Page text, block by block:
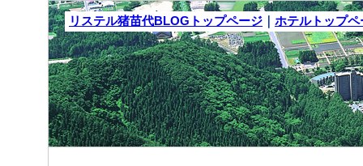
リステル猪苗代BLOGトップページ ｜ ホテルトップペ